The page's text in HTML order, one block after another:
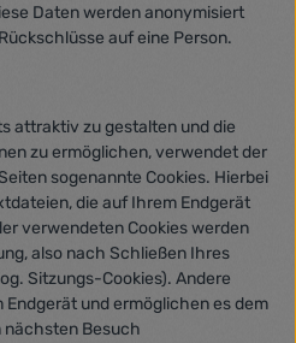
Daten werden anonymisiert
auf eine Person.
attraktiv zu gestalten und die
zu ermöglichen, verwendet der
sogenannte Cookies. Hierbei
die auf Ihrem Endgerät
verwendeten Cookies werden
also nach Schließen Ihres
Sitzungs-Cookies). Andere
und ermöglichen es dem
nächsten Besuch